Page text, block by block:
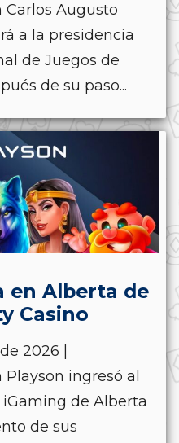
Carlos Augusto
a la presidencia
de Juegos de
de su paso...
en Alberta de
Casino
2026 |
ingresó al
de Alberta
de sus